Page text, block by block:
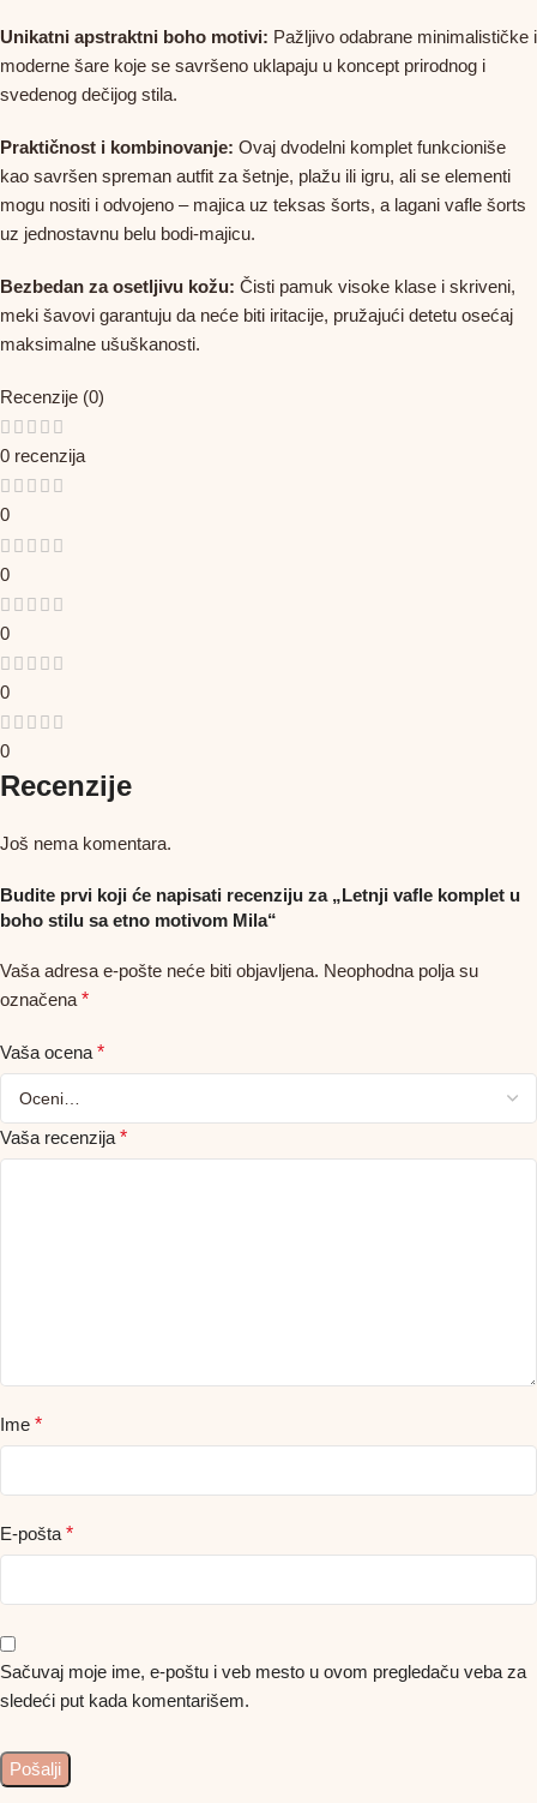
Unikatni apstraktni boho motivi: Pažljivo odabrane minimalističke i
moderne šare koje se savršeno uklapaju u koncept prirodnog i
svedenog dečijog stila.
Praktičnost i kombinovanje: Ovaj dvodelni komplet funkcioniše
kao savršen spreman autfit za šetnje, plažu ili igru, ali se elementi
mogu nositi i odvojeno – majica uz teksas šorts, a lagani vafle šorts
uz jednostavnu belu bodi-majicu.
Bezbedan za osetljivu kožu: Čisti pamuk visoke klase i skriveni,
meki šavovi garantuju da neće biti iritacije, pružajući detetu osećaj
maksimalne ušuškanosti.
Recenzije (0)
0 recenzija
0
0
0
0
0
Recenzije
Još nema komentara.
Budite prvi koji će napisati recenziju za „Letnji vafle komplet u
boho stilu sa etno motivom Mila“
Vaša adresa e-pošte neće biti objavljena. Neophodna polja su
označena *
Vaša ocena *
Vaša recenzija *
Ime *
E-pošta *
Sačuvaj moje ime, e-poštu i veb mesto u ovom pregledaču veba za
sledeći put kada komentarišem.